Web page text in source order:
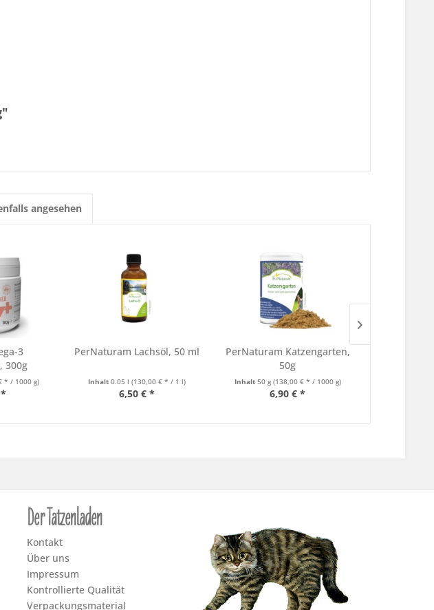
angesehen
3
300g
* / 1000 g)
PerNaturam Lachsöl, 50 ml
Inhalt 0.05 l (130,00 € * / 1 l)
6,50 € *
PerNaturam Katzengarten,
50g
Inhalt 50 g(138,00 € * / 1000 g)
6,90 € *
Der Tatzenladen
Kontakt
Über uns
Impressum
Kontrollierte Qualität
Verpackungsmaterial